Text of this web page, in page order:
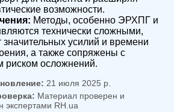
возможности.
Методы, особенно ЭРХПГ и
технически сложными,
значительных усилий и времени
а также сопряжены с
риском осложнений.
21 июля 2025 р.
Материал проверен и
экспертами RH.ua